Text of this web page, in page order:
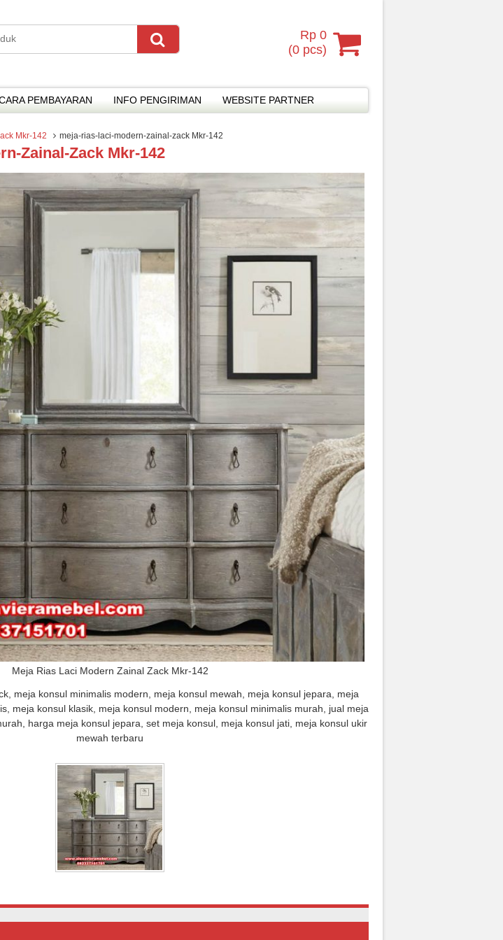
Rp 0
(0 pcs)
PEMBAYARAN INFO PENGIRIMAN WEBSITE PARTNER
Mkr-142 meja-rias-laci-modern-zainal-zack Mkr-142
Zainal-Zack Mkr-142
Meja Rias Laci Modern Zainal Zack Mkr-142
meja konsul minimalis modern, meja konsul mewah, meja konsul jepara, meja
meja konsul klasik, meja konsul modern, meja konsul minimalis murah, jual meja
harga meja konsul jepara, set meja konsul, meja konsul jati, meja konsul ukir
mewah terbaru
Sofa Ruang Tamu Klasik
Arabian Terbaru Srt-222
Rp (Hubungi CS)
Sofa Tamu Set Klasik Ukiran
Mewah Gold Al Rozaq
Rp (Hubungi CS)
Sofa Tamu Vento Klasik Ukiran
Mewah Terbaru Srt-223
Rp (Hubungi CS)